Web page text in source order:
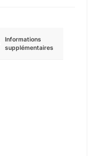
Informations
supplémentaires